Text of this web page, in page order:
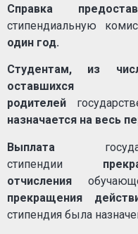
Справка
стипендиальную
один год.
Студентам, из
родителей
назначается на весь
Выплата
стипендии
отчисления
прекращения
стипендия была